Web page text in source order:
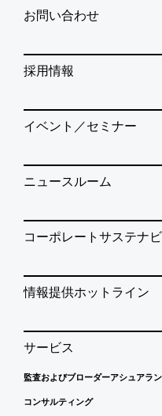
お問い合わせ
採用情報
イベント／セミナー
ニュースルーム
コーポレートサステナ
情報提供ホットライン
サービス
監査およびブローダーアシュアラ
コンサルティング